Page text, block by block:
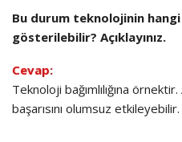
Bu durum teknolojinin
gösterilebilir? Açıklayınız.
Cevap:
Teknoloji bağımlılığına
başarısını olumsuz etkileyebilir.